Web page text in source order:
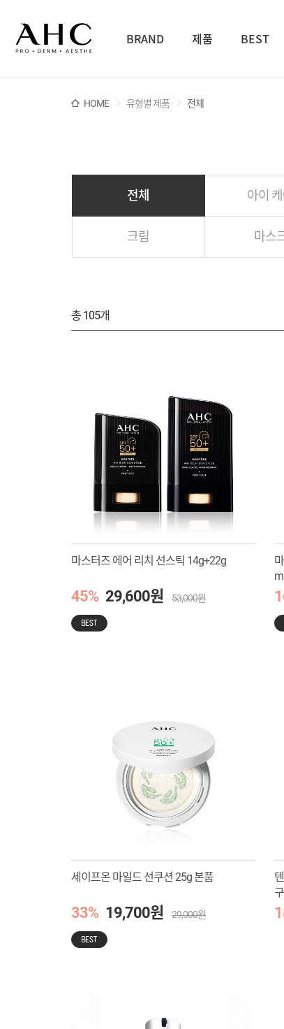
BRAND 제품 BEST
HOME 유형별 제품 전체
전체 아이 케
크림 마스
총 105개
마스터즈 에어 리치 선스틱 14g+22g
45% 29,600원 53,000원
BEST
세이프온 마일드 선쿠션 25g 본품
33% 19,700원 29,000원
BEST